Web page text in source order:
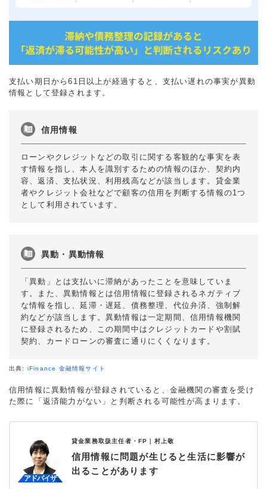
支払い期日から61日以上が経過すると、支払い遅れの事実が異動
情報として登録されます。
信用情報
ローンやクレジットなどの取引に関する客観的な事実を表
す情報を指し、本人を識別するための情報のほか、契約内
容、返済、支払状況、利用残高などが該当します。貸金業
者やクレジット会社などで顧客の信用を判断する情報の1つ
として利用されています。
異動・異動情報
「異動」とは支払いに滞納があったことを意味していま
す。また、異動情報とは信用情報に登録されるネガティブ
な情報を指し、延滞・遅延、債務整理、代位弁済、強制解
約などが該当します。異動情報は一定期間、信用情報機関
に登録されるため、この期間中はクレジットカードや割賦
契約、カードローンの審査に通りにくくなります。
出典: iFinance 金融情報サイト
信用情報に異動情報が登録されていると、金融機関の審査を受け
た際に「返済能力がない」と判断される可能性が高まります。
貸金業務取扱主任者・FP｜ 村上敬
信用情報に問題が生じると生活に影響が
出ることがあります